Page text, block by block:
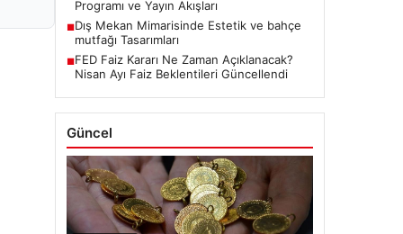
Programı ve Yayın Akışları
■Dış Mekan Mimarisinde Estetik ve bahçe
mutfağı Tasarımları
■FED Faiz Kararı Ne Zaman Açıklanacak?
Nisan Ayı Faiz Beklentileri Güncellendi
Güncel